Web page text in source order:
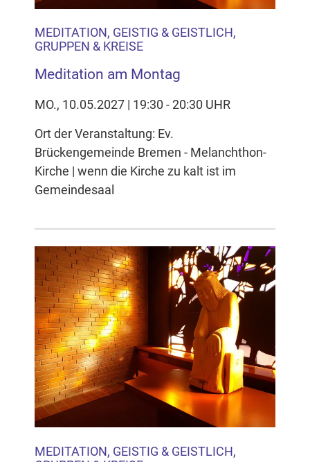
MEDITATION, GEISTIG & GEISTLICH,
GRUPPEN & KREISE
Meditation am Montag
MO., 10.05.2027 | 19:30 - 20:30 UHR
Ort der Veranstaltung: Ev.
Brückengemeinde Bremen - Melanchthon-
Kirche | wenn die Kirche zu kalt ist im
Gemeindesaal
MEDITATION, GEISTIG & GEISTLICH,